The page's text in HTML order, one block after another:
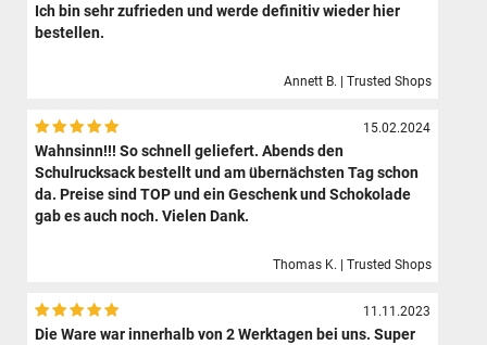
Ich bin sehr zufrieden und werde definitiv wieder hier
bestellen.
Annett B. | Trusted Shops
15.02.2024
Wahnsinn!!! So schnell geliefert. Abends den
Schulrucksack bestellt und am übernächsten Tag schon
da. Preise sind TOP und ein Geschenk und Schokolade
gab es auch noch. Vielen Dank.
Thomas K. | Trusted Shops
11.11.2023
Die Ware war innerhalb von 2 Werktagen bei uns. Super